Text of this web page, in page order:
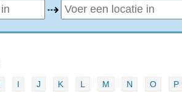
⇢
I J K L M N O P